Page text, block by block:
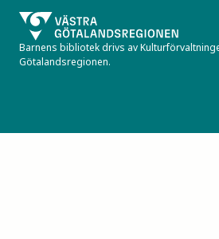
Barnens bibliotek drivs av
Götalandsregionen.